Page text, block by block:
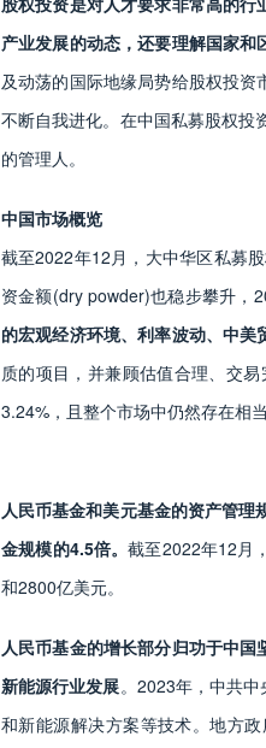
产业发展的动态，还要理解国家
及动荡的国际地缘局势给股权投
不断自我进化。在中国私募股权投
的管理人。
中国市场概览
截至2022年12月，大中华区私募
资金额(dry powder)也稳步攀升，
的宏观经济环境、利率波动、中美
质的项目，并兼顾估值合理、交
3.24%，且整个市场中仍然存在相
人民币基金和美元基金的资产管
金规模的4.5倍。截至2022年12月
和2800亿美元。
人民币基金的增长部分归功于中
新能源行业发展。2023年，中共
和新能源解决方案等技术。地方